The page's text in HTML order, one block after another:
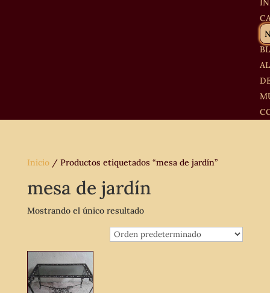
Inicio/ Productos etiquetados “mesa de jardín”
mesa de jardín
Mostrando el único resultado